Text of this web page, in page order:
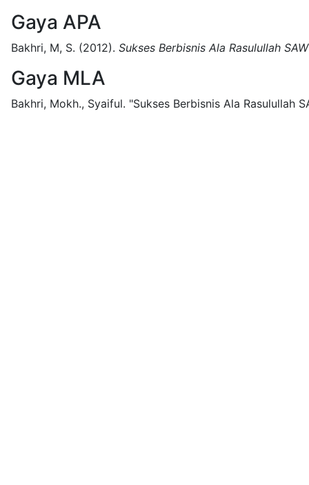
Gaya APA
Bakhri, M, S. (2012). Sukses Berbisnis Ala Rasulullah SAW
Gaya MLA
Bakhri, Mokh., Syaiful. "Sukses Berbisnis Ala Rasulullah